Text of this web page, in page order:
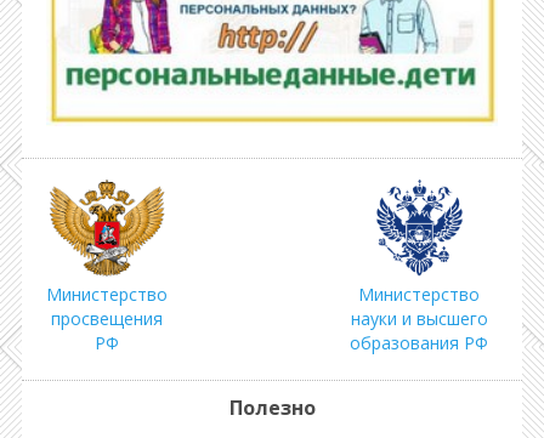
Министерство
просвещения
РФ
Министерство
науки и высшего
образования РФ
Полезно